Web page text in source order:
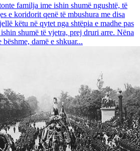
familja ime ishin shumë ngushtë, të
e koridorit qenë të mbushura me disa
këtu në qytet nga shtëpia e madhe pas
shumë të vjetra, prej druri arre. Nëna
damë e shkuar...